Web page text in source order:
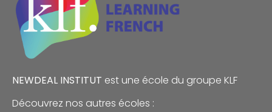
NEWDEAL INSTITUT est une école du groupe KLF
Découvrez nos autres écoles :